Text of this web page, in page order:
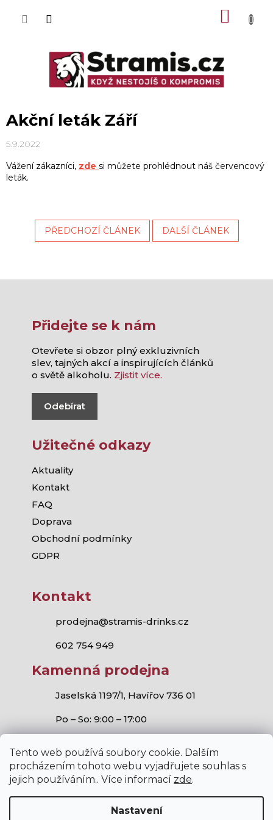
Tento web používá soubory cookie. Dalším
procházením tohoto webu vyjadřujete souhlas s
jejich používáním.. Více informací zde.
Nastavení
Akční leták Září
5.9.2022
Vážení zákazníci, zde si můžete prohlédnout náš červencový
leták.
PŘEDCHOZÍ ČLÁNEK DALŠÍ ČLÁNEK
Přidejte se k nám
Otevřete si obzor plný exkluzivních
slev, tajných akcí a inspirujících článků
o světě alkoholu. Zjistit více.
Odebírat
Užitečné odkazy
Aktuality
Kontakt
FAQ
Doprava
Obchodní podmínky
GDPR
Kontakt
prodejna@stramis-drinks.cz
602 754 949
Kamenná prodejna
Jaselská 1197/1, Havířov 736 01
Po – So: 9:00 – 17:00
Stramis.cz všechna práva vyhrazena.
Studio S!cka